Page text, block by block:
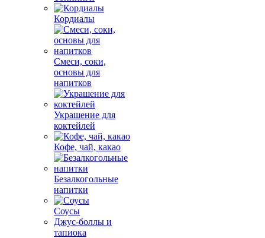
Кордиалы
Смеси, соки,
основы для
напитков
Украшение для
коктейлей
Кофе, чай, какао
Безалкогольные
напитки
Соусы
Джус-боллы и
тапиока